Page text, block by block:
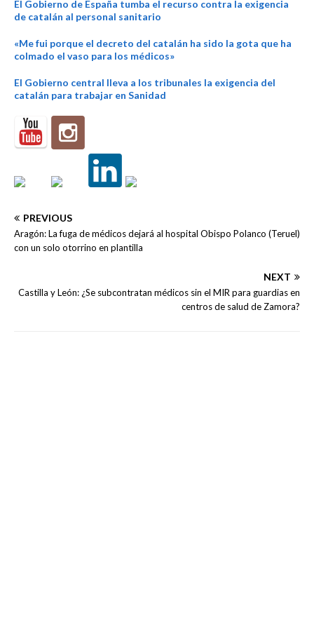
El Gobierno de España tumba el recurso contra la exigencia
de catalán al personal sanitario
«Me fui porque el decreto del catalán ha sido la gota que ha
colmado el vaso para los médicos»
El Gobierno central lleva a los tribunales la exigencia del
catalán para trabajar en Sanidad
PREVIOUS
Aragón: La fuga de médicos dejará al hospital Obispo Polanco (Teruel)
con un solo otorrino en plantilla
NEXT
Castilla y León: ¿Se subcontratan médicos sin el MIR para guardias en
centros de salud de Zamora?